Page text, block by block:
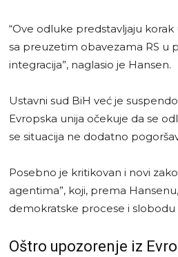
“Ove odluke predstavljaju korak
sa preuzetim obavezama RS u
integracija”, naglasio je Hansen.
Ustavni sud BiH već je
Evropska unija očekuje da se
se situacija ne dodatno
Posebno je kritikovan i novi
agentima”, koji, prema
demokratske procese i slobodu
Oštro upozorenje iz